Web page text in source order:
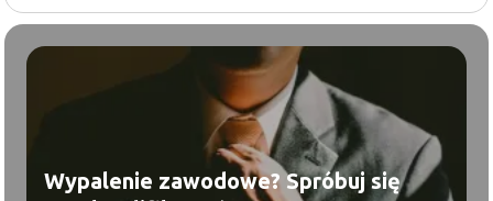
Wypalenie zawodowe? Spróbuj się